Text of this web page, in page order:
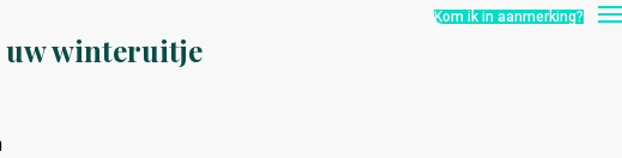
Kom ik in aanmerking?
uw winteruitje